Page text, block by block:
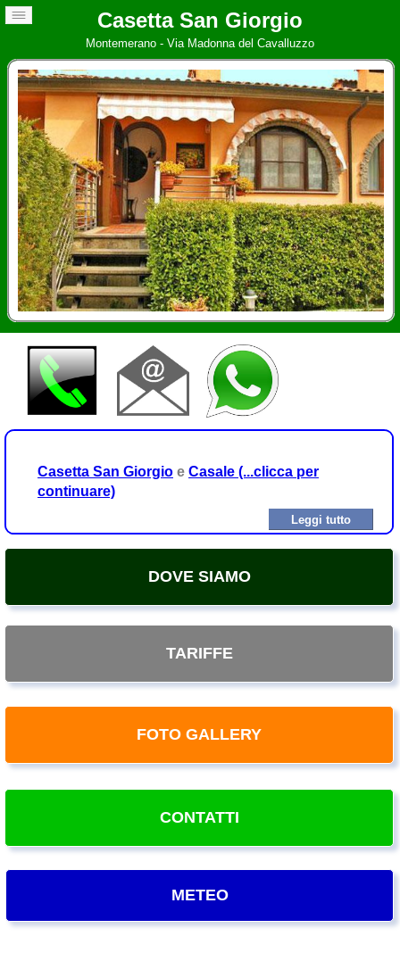
Casetta San Giorgio
Montemerano - Via Madonna del Cavalluzzo
Casetta San Giorgio e Casale (...clicca per
continuare)
Leggi tutto
DOVE SIAMO
TARIFFE
FOTO GALLERY
CONTATTI
METEO